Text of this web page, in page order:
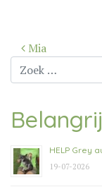
Bericht
navigatie
Mia
Zoek
naar:
HELP Grey
19-07-2026